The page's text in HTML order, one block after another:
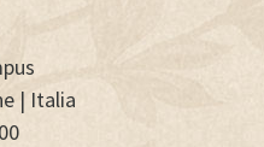
| Italia